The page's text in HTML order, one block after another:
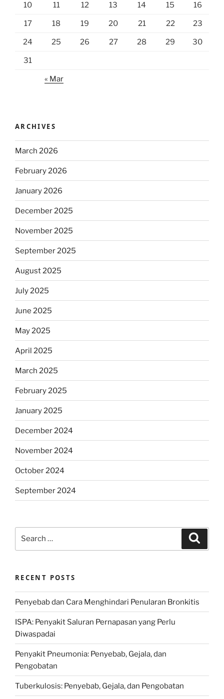
10 11 12 13 14 15 16
17 18 19 20 21 22 23
24 25 26 27 28 29 30
31
« Mar
ARCHIVES
March 2026
February 2026
January 2026
December 2025
November 2025
September 2025
August 2025
July 2025
June 2025
May 2025
April 2025
March 2025
February 2025
January 2025
December 2024
November 2024
October 2024
September 2024
RECENT POSTS
Penyebab dan Cara Menghindari Penularan Bronkitis
ISPA: Penyakit Saluran Pernapasan yang Perlu
Diwaspadai
Penyakit Pneumonia: Penyebab, Gejala, dan
Pengobatan
Tuberkulosis: Penyebab, Gejala, dan Pengobatan